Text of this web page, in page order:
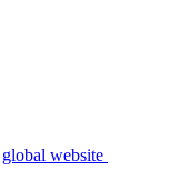
global website